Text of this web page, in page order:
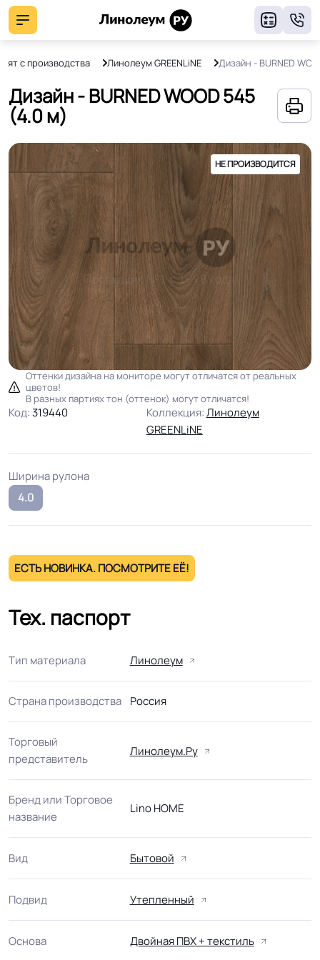
с производства Линолеум GREENLiNE Дизайн - BURNED
Дизайн - BURNED WOOD 545
(4.0 м)
НЕ ПРОИЗВОДИТСЯ
Оттенки дизайна на мониторе могут отличатся от реальных
цветов!
В разных партиях тон (оттенок) могут отличатся!
Код: 319440 Коллекция:Линолеум
GREENLiNE
Ширина рулона
4.0
ЕСТЬ НОВИНКА. ПОСМОТРИТЕ ЕЁ!
Тех. паспорт
Тип материала Линолеум
Страна производства Россия
Торговый
представитель
Линолеум.Ру
Бренд или Торговое
название
Lino HOME
Вид Бытовой
Подвид Утепленный
Основа Двойная ПВХ + текстиль